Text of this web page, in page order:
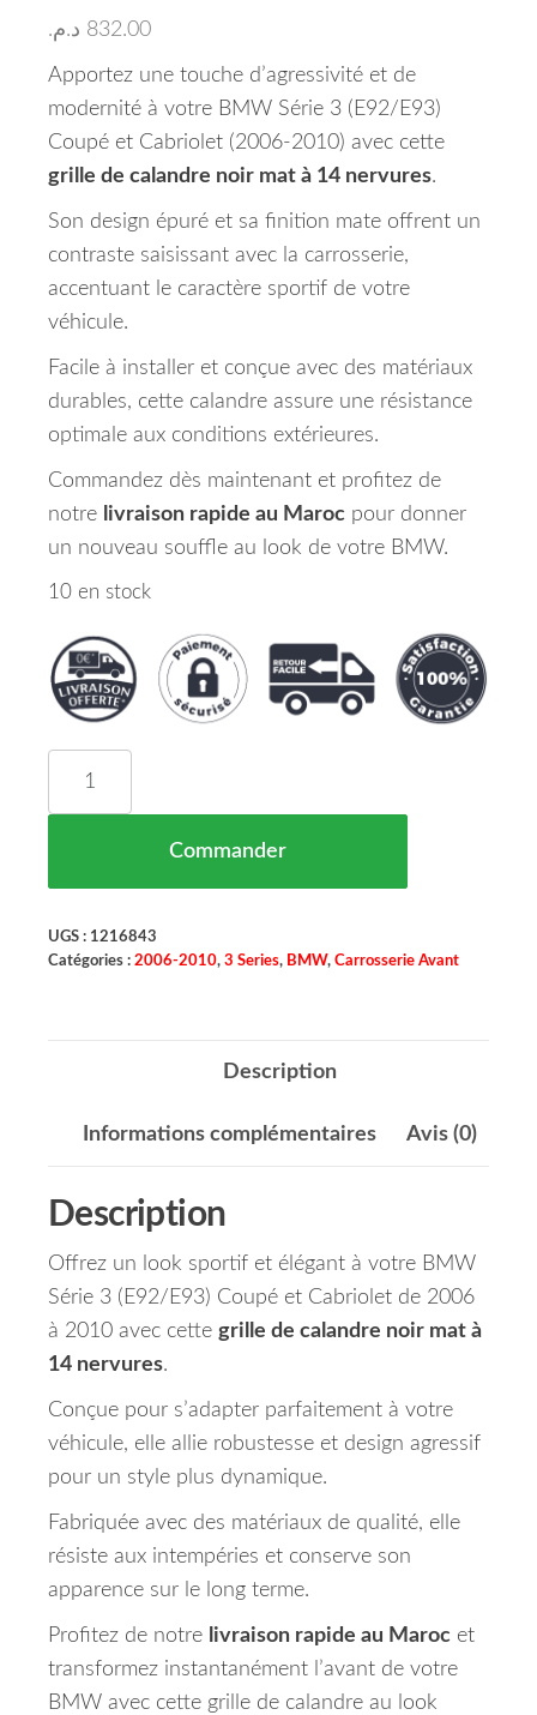
832.00 د.م.
Apportez une touche d’agressivité et de
modernité à votre BMW Série 3 (E92/E93)
Coupé et Cabriolet (2006-2010) avec cette
grille de calandre noir mat à 14 nervures.
Son design épuré et sa finition mate offrent un
contraste saisissant avec la carrosserie,
accentuant le caractère sportif de votre
véhicule.
Facile à installer et conçue avec des matériaux
durables, cette calandre assure une résistance
optimale aux conditions extérieures.
Commandez dès maintenant et profitez de
notre livraison rapide au Maroc pour donner
un nouveau souffle au look de votre BMW.
10 en stock
Commander
UGS : 1216843
Catégories : 2006-2010, 3 Series, BMW, Carrosserie Avant
Description
Informations complémentaires Avis (0)
Description
Offrez un look sportif et élégant à votre BMW
Série 3 (E92/E93) Coupé et Cabriolet de 2006
à 2010 avec cette grille de calandre noir mat à
14 nervures.
Conçue pour s’adapter parfaitement à votre
véhicule, elle allie robustesse et design agressif
pour un style plus dynamique.
Fabriquée avec des matériaux de qualité, elle
résiste aux intempéries et conserve son
apparence sur le long terme.
Profitez de notre livraison rapide au Maroc et
transformez instantanément l’avant de votre
BMW avec cette grille de calandre au look